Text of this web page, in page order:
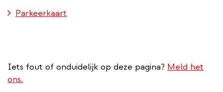
Parkeerkaart
Iets fout of onduidelijk op deze pagina? Meld het
ons.